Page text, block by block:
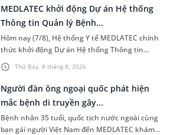
Thứ Bảy, 8 tháng 8, 2026
MEDLATEC khởi động Dự án Hệ thống
Thông tin Quản lý Bệnh...
Hôm nay (7/8), Hệ thống Y tế MEDLATEC chính
thức khởi động Dự án Hệ thống Thông tin
Quản lý Bệnh viện (HIS - Hospital Information
System) giai đoạn mới. Dự á...
Người đàn ông ngoại quốc phát hiện
mắc bệnh di truyền gây...
Bệnh nhân 35 tuổi, quốc tịch nước ngoài cùng
bạn gái người Việt Nam đến MEDLATEC khám